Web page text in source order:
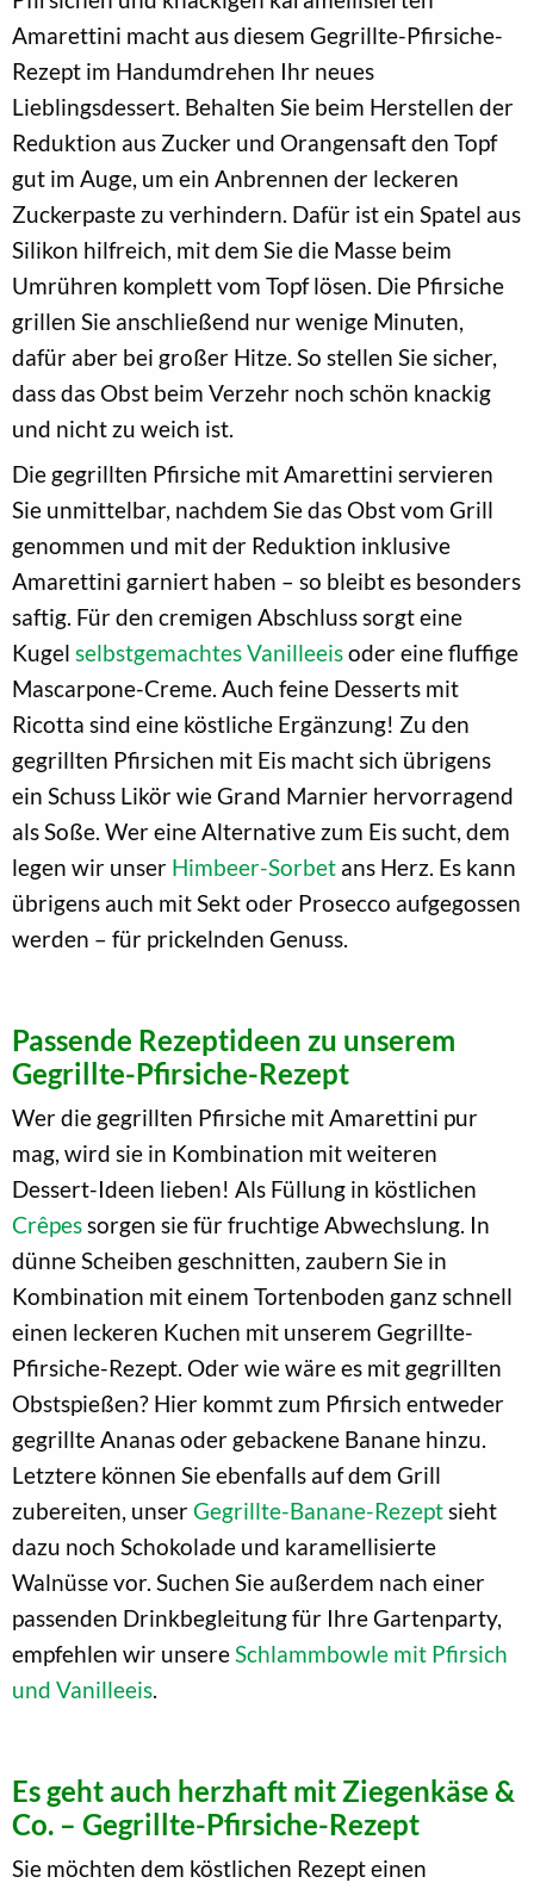
Amarettini macht aus diesem Gegrillte-Pfirsiche-
Rezept im Handumdrehen Ihr neues
Lieblingsdessert. Behalten Sie beim Herstellen der
Reduktion aus Zucker und Orangensaft den Topf
gut im Auge, um ein Anbrennen der leckeren
Zuckerpaste zu verhindern. Dafür ist ein Spatel aus
Silikon hilfreich, mit dem Sie die Masse beim
Umrühren komplett vom Topf lösen. Die Pfirsiche
grillen Sie anschließend nur wenige Minuten,
dafür aber bei großer Hitze. So stellen Sie sicher,
dass das Obst beim Verzehr noch schön knackig
und nicht zu weich ist.
Die gegrillten Pfirsiche mit Amarettini servieren
Sie unmittelbar, nachdem Sie das Obst vom Grill
genommen und mit der Reduktion inklusive
Amarettini garniert haben – so bleibt es besonders
saftig. Für den cremigen Abschluss sorgt eine
Kugel selbstgemachtes Vanilleeisoder eine fluffige
Mascarpone-Creme. Auch feine Desserts mit
Ricotta sind eine köstliche Ergänzung! Zu den
gegrillten Pfirsichen mit Eis macht sich übrigens
ein Schuss Likör wie Grand Marnier hervorragend
als Soße. Wer eine Alternative zum Eis sucht, dem
legen wir unser Himbeer-Sorbet ans Herz. Es kann
übrigens auch mit Sekt oder Prosecco aufgegossen
werden – für prickelnden Genuss.
Passende Rezeptideen zu unserem
Gegrillte-Pfirsiche-Rezept
Wer die gegrillten Pfirsiche mit Amarettini pur
mag, wird sie in Kombination mit weiteren
Dessert-Ideen lieben! Als Füllung in köstlichen
Crêpessorgen sie für fruchtige Abwechslung. In
dünne Scheiben geschnitten, zaubern Sie in
Kombination mit einem Tortenboden ganz schnell
einen leckeren Kuchen mit unserem Gegrillte-
Pfirsiche-Rezept. Oder wie wäre es mit gegrillten
Obstspießen? Hier kommt zum Pfirsich entweder
gegrillte Ananas oder gebackene Banane hinzu.
Letztere können Sie ebenfalls auf dem Grill
zubereiten, unserGegrillte-Banane-Rezeptsieht
dazu noch Schokolade und karamellisierte
Walnüsse vor. Suchen Sie außerdem nach einer
passenden Drinkbegleitung für Ihre Gartenparty,
empfehlen wir unsereSchlammbowle mit Pfirsich
und Vanilleeis.
Es geht auch herzhaft mit Ziegenkäse &
Co. – Gegrillte-Pfirsiche-Rezept
Sie möchten dem köstlichen Rezept einen